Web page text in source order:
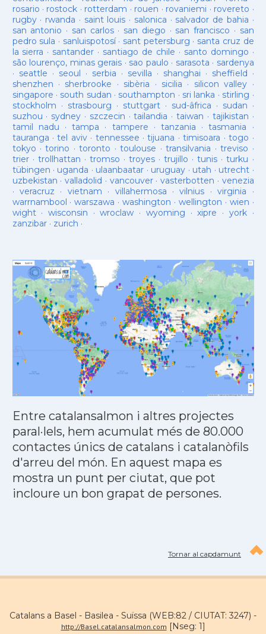
rosario · rostock · rotterdam · rouen · rovaniemi · rovereto ·
rugby· rwanda · saint louis · salonica · salvador de bahia ·
san antonio · san carlos· san diego · san francisco · san
pedro sula · sanluispotosí· sant petersburg · santa cruz de
la sierra · santander · santiago de chile · santo domingo ·
são lourenço, minas gerais · sao paulo · sarasota · sardenya
· seattle · seoul · serbia · sevilla · shanghai · sheffield ·
shenzhen · sherbrooke · sibèria · sicilia · silicon valley ·
singapore · south sudan · southampton · sri lanka · stirling ·
stockholm · strasbourg · stuttgart· sud-âfrica · sudan ·
suzhou · sydney · szczecin ·tailandia ·taiwan · tajikistan ·
tamil nadu ·tampa · tampere · tanzania ·tasmania ·
tauranga ·tel aviv· tennessee ·tijuana ·timisoara ·togo ·
tokyo ·torino ·toronto ·toulouse ·transilvania ·treviso ·
trier· trollhattan · tromso · troyes·trujillo ·tunis ·turku ·
tübingen · uganda · ulaanbaatar · uruguay · utah · utrecht ·
uzbekistan · valladolid · vancouver· vasterbotten · venezia
· veracruz · vietnam · villahermosa ·vilnius ·virginia ·
warrnambool ·warszawa ·washington · wellington · wien ·
wight· wisconsin ·wroclaw · wyoming ·xipre · york·
zanzibar· zurich ·
Entre catalansalmon i altres projectes
paral·lels, hem acumulat més de 80.000
contactes únics de catalans i catalanòfils
d'arreu del món. En aquest mapa es
mostra un punt per ciutat, que pot
incloure un bon grapat de persones.
Tornar al capdamunt
Catalans a Basel - Basilea - Suïssa (WEB:82 / CIUTAT: 3247) -
http://Basel.catalansalmon.com [Nseg: 1]